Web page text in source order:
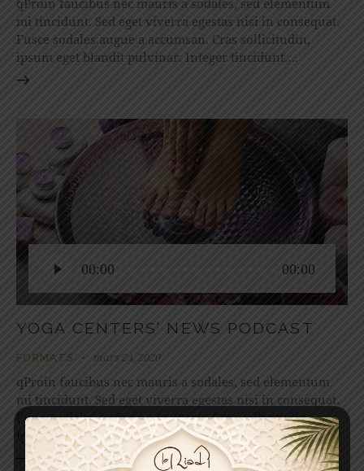
mi tincidunt. Sed eget viverra egestas nisi in consequat.
Fusce sodales augue a accumsan. Cras sollicitudin,
ipsum eget blandit pulvinar. Integer tincidunt.…
audio
00:00 00:00
YOGA CENTERS’ NEWS PODCAST
FORMATS mars 24, 2020
qProin faucibus nec mauris a sodales, sed elementum
mi tincidunt. Sed eget viverra egestas nisi in consequat.
Fusce sodales augue a accumsan. Cras sollicitudin,
ipsum eget blandit pulvinar. Integer tincidunt.…